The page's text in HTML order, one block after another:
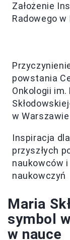
Założenie
Radowego w
powstania
Onkologii im.
w Warszawie
Inspiracja dla
przyszłych
naukowców i
naukowczyń
Maria
symbol
w nauce